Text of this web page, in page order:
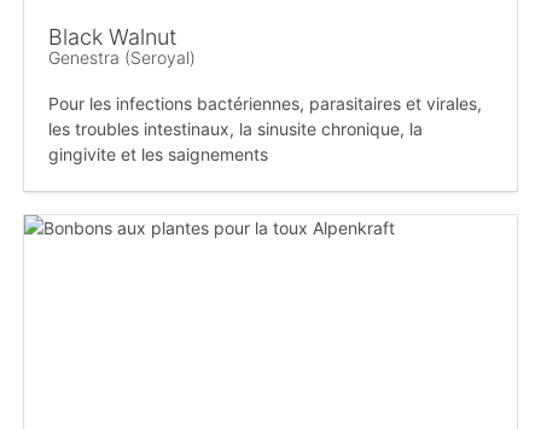
Black Walnut
Genestra (Seroyal)
Pour les infections bactériennes, parasitaires et virales,
les troubles intestinaux, la sinusite chronique, la
gingivite et les saignements